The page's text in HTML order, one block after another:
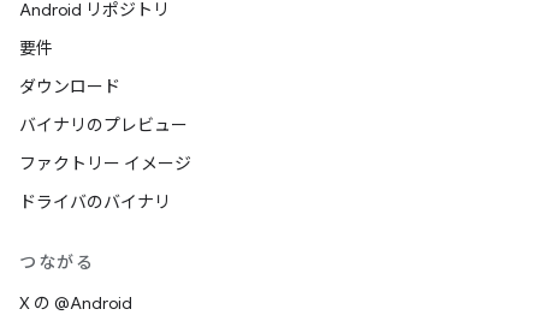
Android リポジトリ
要件
ダウンロード
バイナリのプレビュー
ファクトリー イメージ
ドライバのバイナリ
つながる
X の @Android